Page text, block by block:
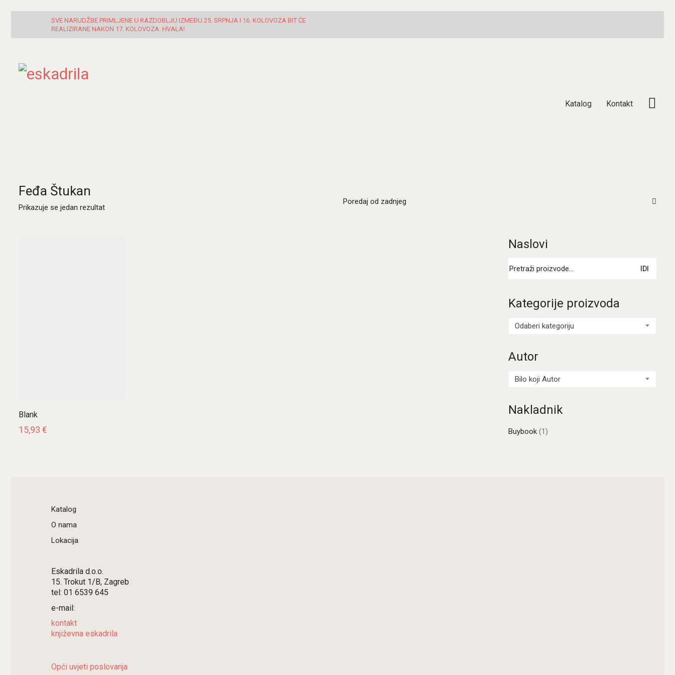
SVE NARUDŽBE PRIMLJENE U RAZDOBLJU IZMEĐU 25. SRPNJA I 16. KOLOVOZA BIT ĆE
REALIZIRANE NAKON 17. KOLOVOZA. HVALA!
Katalog Kontakt
Feđa Štukan
Prikazuje se jedan rezultat
Poredaj od zadnjeg
Blank
15,93 €
Naslovi
IDI
Kategorije proizvoda
Odaberi kategoriju
Autor
Bilo koji Autor
Nakladnik
Buybook (1)
Katalog
O nama
Lokacija
Eskadrila d.o.o.
15. Trokut 1/B, Zagreb
tel: 01 6539 645
e-mail:
kontakt
književna eskadrila
Opći uvjeti poslovanja